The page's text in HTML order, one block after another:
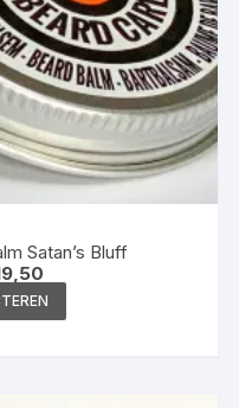
Satan’s Bluff
Prijsklasse:
€12,50
tot
€19,50product